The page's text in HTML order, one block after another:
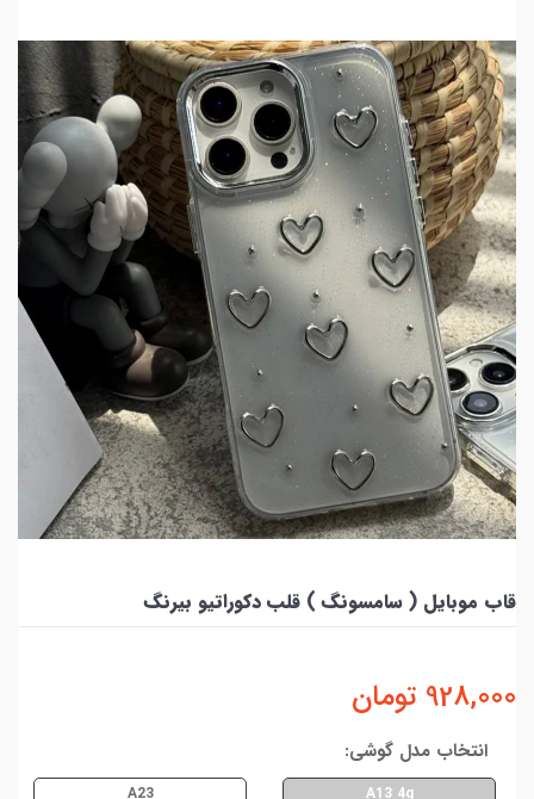
قاب موبایل ( سامسونگ ) قلب دکوراتیو بیرنگ
928,000 تومان
انتخاب مدل گوشی:
A13 4g
A23